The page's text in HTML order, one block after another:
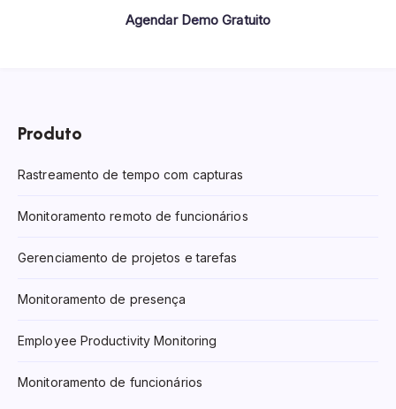
Agendar Demo Gratuito
Produto
Rastreamento de tempo com capturas
Monitoramento remoto de funcionários
Gerenciamento de projetos e tarefas
Monitoramento de presença
Employee Productivity Monitoring
Monitoramento de funcionários